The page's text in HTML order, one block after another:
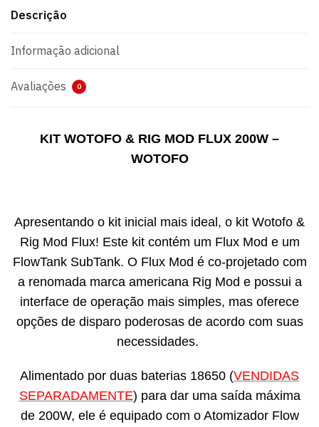
Descrição
Informação adicional
Avaliações 0
KIT WOTOFO & RIG MOD FLUX 200W –
WOTOFO
Apresentando o kit inicial mais ideal, o kit Wotofo &
Rig Mod Flux! Este kit contém um Flux Mod e um
FlowTank SubTank. O Flux Mod é co-projetado com
a renomada marca americana Rig Mod e possui a
interface de operação mais simples, mas oferece
opções de disparo poderosas de acordo com suas
necessidades.
Alimentado por duas baterias 18650 (VENDIDAS
SEPARADAMENTE) para dar uma saída máxima
de 200W, ele é equipado com o Atomizador Flow